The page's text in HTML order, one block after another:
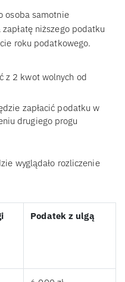
osoba samotnie
niższego podatku
roku podatkowego.
z 2 kwot wolnych od
zapłacić podatku w
drugiego progu
wyglądało rozliczenie
Podatek z ulgą